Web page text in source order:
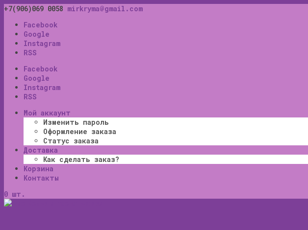
+7(906)069 0058 mirkryma@gmail.com
Facebook
Google
Instagram
RSS
Facebook
Google
Instagram
RSS
Мой аккаунт
Изменить пароль
Оформление заказа
Статус заказа
Доставка
Как сделать заказ?
Корзина
Контакты
0 шт.